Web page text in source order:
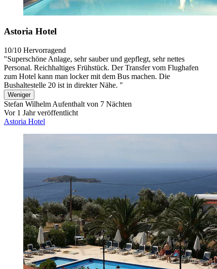
Astoria Hotel
10/10 Hervorragend
"Superschöne Anlage, sehr sauber und gepflegt, sehr nettes
Personal. Reichhaltiges Frühstück. Der Transfer vom Flughafen
zum Hotel kann man locker mit dem Bus machen. Die
Bushaltestelle 20 ist in direkter Nähe. "
Weniger
Stefan Wilhelm Aufenthalt von 7 Nächten
Vor 1 Jahr veröffentlicht
Astoria Hotel